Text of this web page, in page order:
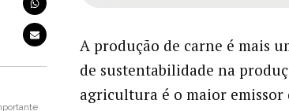
A produção de carne é mais
de sustentabilidade na
agricultura é o maior emissor